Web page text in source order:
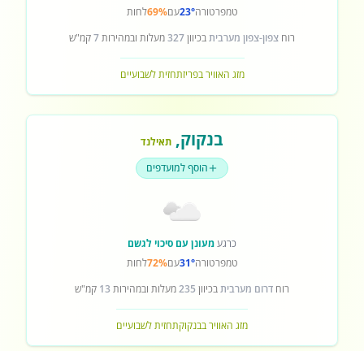
טמפרטורה23°עם69%לחות
רוח צפון-צפון מערביתבכיוון327מעלות ובמהירות7קמ"ש
מזג האוויר בפריזתחזית לשבועיים
בנקוק, תאילנד
הוסף למועדפים
כרגעמעונן עם סיכוי לגשם
טמפרטורה31°עם72%לחות
רוח דרום מערביתבכיוון 235מעלות ובמהירות 13 קמ"ש
מזג האוויר בבנקוקתחזית לשבועיים